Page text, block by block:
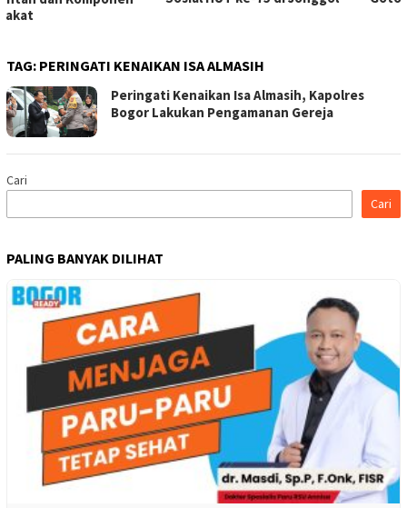
TAG: PERINGATI KENAIKAN ISA ALMASIH
Peringati Kenaikan Isa Almasih, Kapolres
Bogor Lakukan Pengamanan Gereja
Cari
Cari
PALING BANYAK DILIHAT